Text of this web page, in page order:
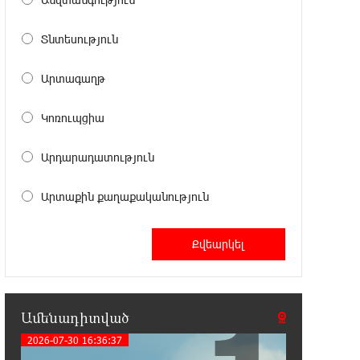
20:12:40 5-08-2026
թշնամության, այլ բարեկամության հիմքը. Էդգար
Պեղումներ և նոր բացահայտում
Սալահը կարիերան կշարունակի
Թուրքիայում
Մեքենաներից գողություններ և
շորթում Երևանում. բացահայտվել
Տնտեսություն
Արտագաղթ
Կոռուպցիա
Արդարադատություն
Արտաքին քաղաքականություն
Ամենադիտված
2026-07-30 16:36:37